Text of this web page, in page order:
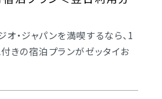
オ・ジャパンを満喫するなら、1
付きの宿泊プランがゼッタイお